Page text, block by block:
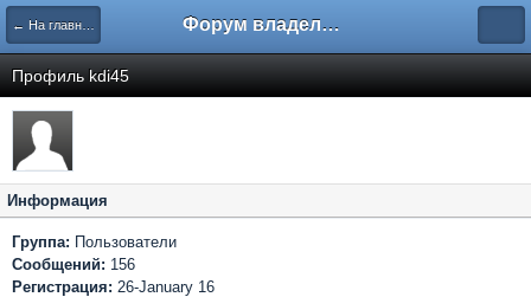
← На главную Форум владельцев интернет-магазинов
Профиль kdi45
Информация
Группа: Пользователи
Сообщений: 156
Регистрация: 26-January 16